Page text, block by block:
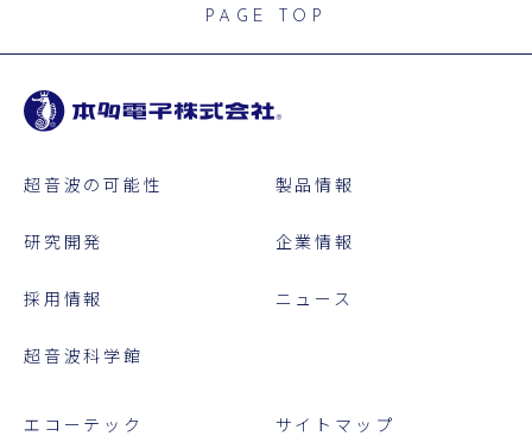
PAGE TOP
超音波の可能性 製品情報
研究開発 企業情報
採用情報 ニュース
超音波科学館
エコーテック サイトマップ